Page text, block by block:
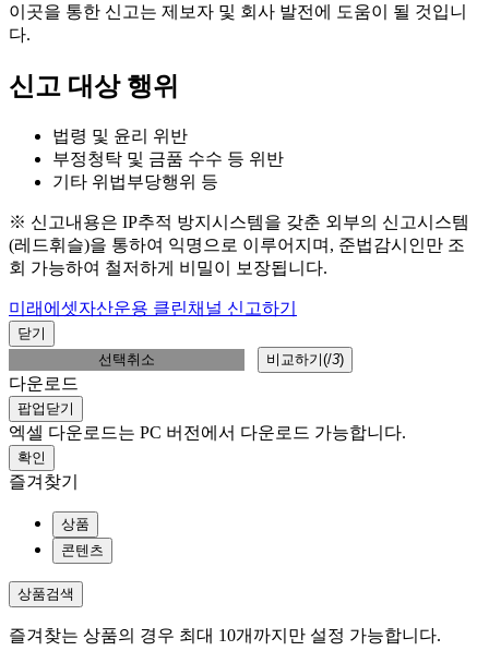
이곳을 통한 신고는 제보자 및 회사 발전에 도움이 될 것입니
다.
신고 대상 행위
법령 및 윤리 위반
부정청탁 및 금품 수수 등 위반
기타 위법부당행위 등
※ 신고내용은 IP추적 방지시스템을 갖춘 외부의 신고시스템
(레드휘슬)을 통하여 익명으로 이루어지며, 준법감시인만 조
회 가능하여 철저하게 비밀이 보장됩니다.
미래에셋자산운용 클린채널 신고하기
닫기
선택취소
비교하기(/3)
다운로드
팝업닫기
엑셀 다운로드는 PC 버전에서 다운로드 가능합니다.
확인
즐겨찾기
상품
콘텐츠
상품검색
즐겨찾는 상품의 경우 최대 10개까지만 설정 가능합니다.